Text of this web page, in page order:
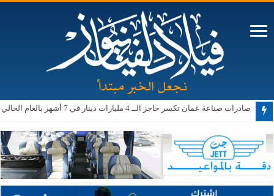
صادرات صناعة عمان تكسر حاجز الــ 4 مليارات دينار في 7 أشهر بالعام الحالي